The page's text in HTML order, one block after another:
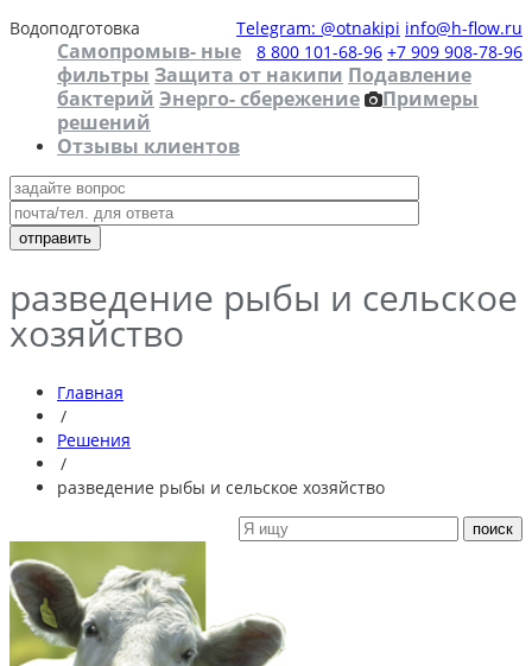
Водоподготовка Telegram: @otnakipi info@h-flow.ru
8 800 101-68-96 +7 909 908-78-96
Самопромыв- ные
фильтры Защита от накипи Подавление
бактерий Энерго- сбережение
Примеры
решений
Отзывы клиентов
разведение рыбы и сельское
хозяйство
Главная
/
Решения
/
разведение рыбы и сельское хозяйство